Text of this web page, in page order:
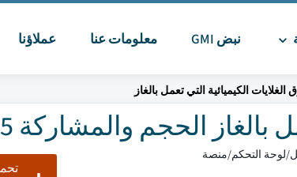
نبض GMI معلومات عنا عملاؤنا
الكيميائية التي تعمل بالغاز
الحجم والمشاركة 2025 – 2034